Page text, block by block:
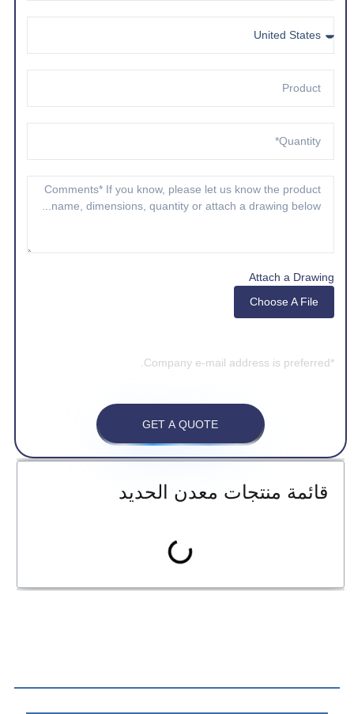
Attach a Drawing
Choose A File
*Company e-mail address is preferred.
GET A QUOTE
قائمة منتجات معدن الحديد